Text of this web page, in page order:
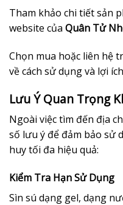
Tham khảo chi tiết sản
website của Quân Tử
Chọn mua hoặc liên hệ
về cách sử dụng và lợi
Lưu Ý Quan Trọng
Ngoài việc tìm đến địa
số lưu ý để đảm bảo sử
huy tối đa hiệu quả:
Kiểm Tra Hạn Sử Dụng
Sìn sú dạng gel, dạng